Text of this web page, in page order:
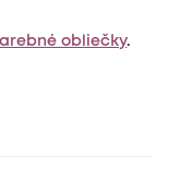
obliečky.